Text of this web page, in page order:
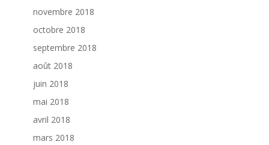
novembre 2018
octobre 2018
septembre 2018
août 2018
juin 2018
mai 2018
avril 2018
mars 2018